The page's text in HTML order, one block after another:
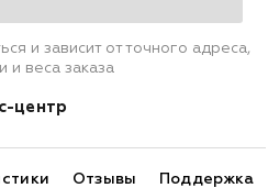
и зависит от точного адреса,
и веса заказа
центр
Отзывы Поддержка